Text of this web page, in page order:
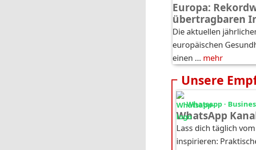
Europa:
übertragbaren
Die aktuellen
europäischen
einen … mehr
Unsere
Whatsapp ·
WhatsApp
Lass dich täglich
inspirieren: